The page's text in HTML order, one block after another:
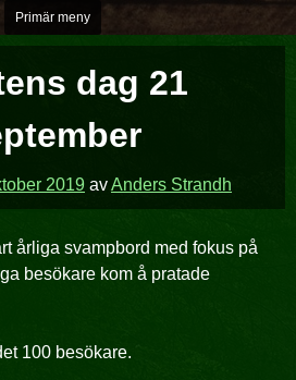
Primär meny
dag 21
2019 avAnders Strandh
årliga svampbord med fokus på
besökare kom å pratade
100 besökare.